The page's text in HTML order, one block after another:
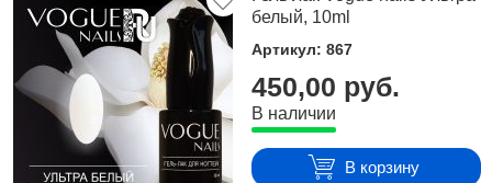
белый, 10ml
Артикул: 867
450,00 руб.
В наличии
В корзину